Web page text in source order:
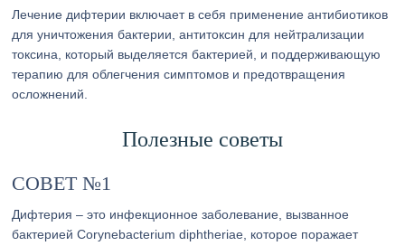
Лечение дифтерии включает в себя применение антибиотиков
для уничтожения бактерии, антитоксин для нейтрализации
токсина, который выделяется бактерией, и поддерживающую
терапию для облегчения симптомов и предотвращения
осложнений.
Полезные советы
СОВЕТ №1
Дифтерия – это инфекционное заболевание, вызванное
бактерией Corynebacterium diphtheriae, которое поражает